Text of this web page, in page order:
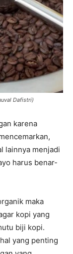
Dafistri)
karena
lainnya menjadi
harus benar-
maka
kopi yang
biji kopi.
yang penting